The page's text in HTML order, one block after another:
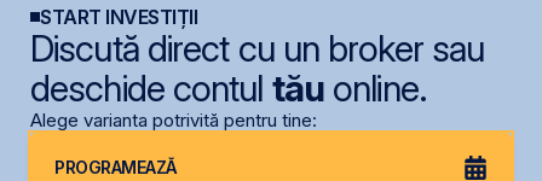
START INVESTIȚII
Discută direct cu un broker sau
deschide contul tăuonline.
Alege varianta potrivită pentru tine:
PROGRAMEAZĂ